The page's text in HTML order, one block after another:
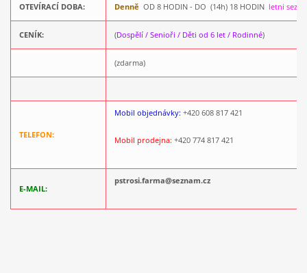
OTEVÍRACÍ DOBA: Denně OD 8 HODIN - DO (14h) 18 HODIN letni
CENÍK: (Dospělí / Senioři / Děti od 6 let / Rodinné)
(zdarma)
TELEFON:
Mobil objednávky: +420 608 817 421
Mobil prodejna: +420 774 817 421
E-MAIL:
pstrosi.farma@seznam.cz